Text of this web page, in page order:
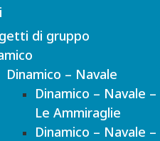
di gruppo
Dinamico – Navale
Dinamico – Navale –
Le Ammiraglie
Dinamico – Navale –